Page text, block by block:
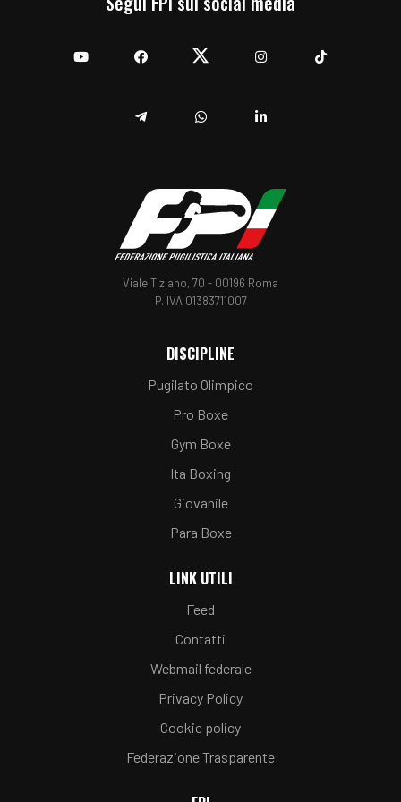
Viale Tiziano, 70 - 00196 Roma
P. IVA 01383711007
DISCIPLINE
Pugilato Olimpico
Pro Boxe
Gym Boxe
Ita Boxing
Giovanile
Para Boxe
LINK UTILI
Feed
Contatti
Webmail federale
Privacy Policy
Cookie policy
Federazione Trasparente